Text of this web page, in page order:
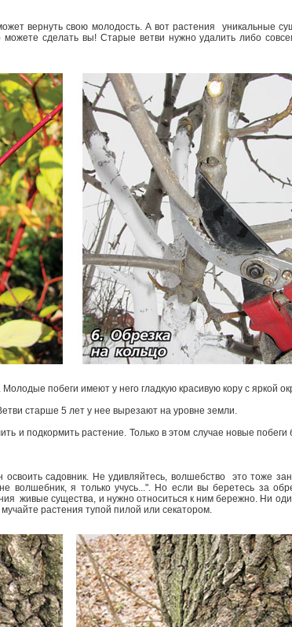
вернуть свою молодость. А вот растения ­ уникальные
сделать вы! Старые ветви нужно удалить либо
побеги имеют у него гладкую красивую кору с яркой
старше 5 лет у нее вырезают на уровне земли.
и подкормить растение. Только в этом случае новые побеги
садовник. Не удивляйтесь, волшебство ­ это тоже
волшебник, я только учусь...". Но если вы беретесь за
живые существа, и нужно относиться к ним бережно. Ни
растения тупой пилой или секатором.